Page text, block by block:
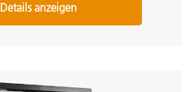
Details anzeigen